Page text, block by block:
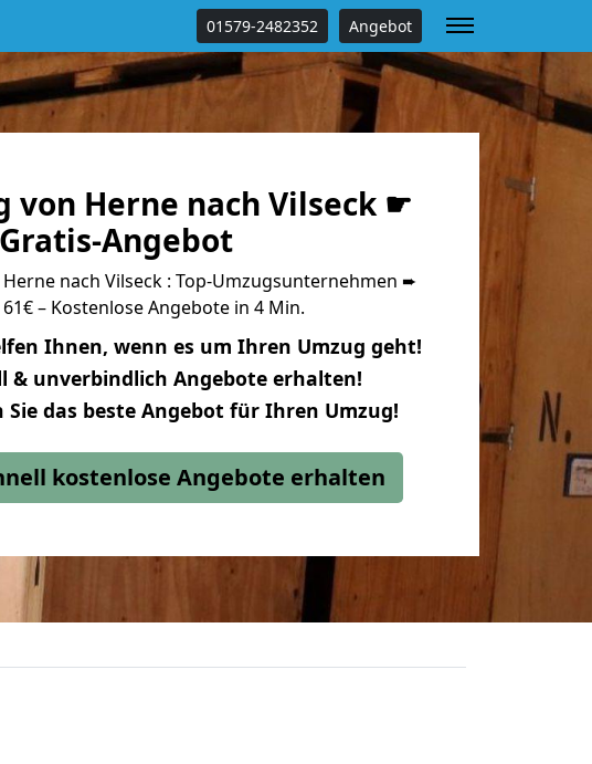
01579-2482352 Angebot
von Herne nach Vilseck ☛
Angebot
nach Vilseck : Top-Umzugsunternehmen ➨
– Kostenlose Angebote in 4 Min.
Ihnen, wenn es um Ihren Umzug geht!
& unverbindlich Angebote erhalten!
Sie das beste Angebot für Ihren Umzug!
kostenlose Angebote erhalten